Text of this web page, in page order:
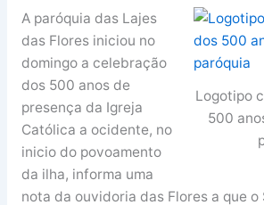
Logotipo
500
A paróquia das Lajes
das Flores iniciou no
domingo a celebração
dos 500 anos de
presença da Igreja
Católica a ocidente, no
inicio do povoamento
da ilha, informa uma
nota da ouvidoria das Flores a que o